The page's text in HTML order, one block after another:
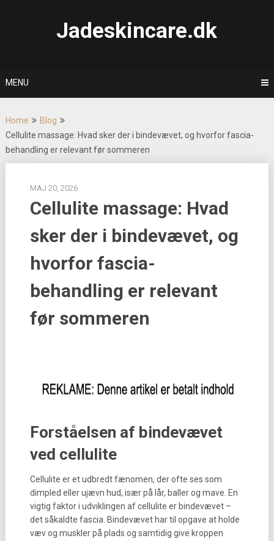
Jadeskincare.dk
MENU
Home
Blog
Cellulite massage: Hvad sker der i bindevævet, og hvorfor fascia-
behandling er relevant før sommeren
MAJ 20, 2026
Cellulite massage: Hvad
sker der i bindevævet, og
hvorfor fascia-
behandling er relevant
før sommeren
Forståelsen af bindevævet
ved cellulite
Cellulite er et udbredt fænomen, der ofte ses som
dimpled eller ujævn hud, især på lår, baller og mave. En
vigtig faktor i udviklingen af cellulite er bindevævet –
det såkaldte fascia. Bindevævet har til opgave at holde
væv og muskler på plads og samtidig give kroppen